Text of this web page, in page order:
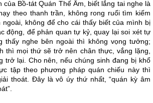
của Bồ-tát Quán Thế Âm, biết lắng tai nghe là
theo thanh trần, không rong ruổi tìm kiếm
không để cho cái thấy biết của mình bị
động, để phản quan tự kỷ, quay lại soi xét tự
thấy nghe bên ngoài thì không vọng tưởng;
thì mọi thứ sẽ trở nên chân thực, vắng lặng,
trở lại. Cho nên, nếu chúng sinh đang bị khổ
tập theo phương pháp quán chiếu này thì
thoát. Đây là vô úy thứ nhất, “quán kỳ âm